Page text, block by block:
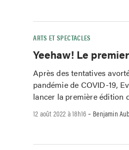
ARTS ET SPECTACLES
Yeehaw! Le
Après des tentatives
pandémie de COVID-19,
lancer la première édition
12 août 2022 à 18h16 - Benjamin